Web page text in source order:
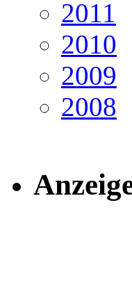
2011
2010
2009
2008